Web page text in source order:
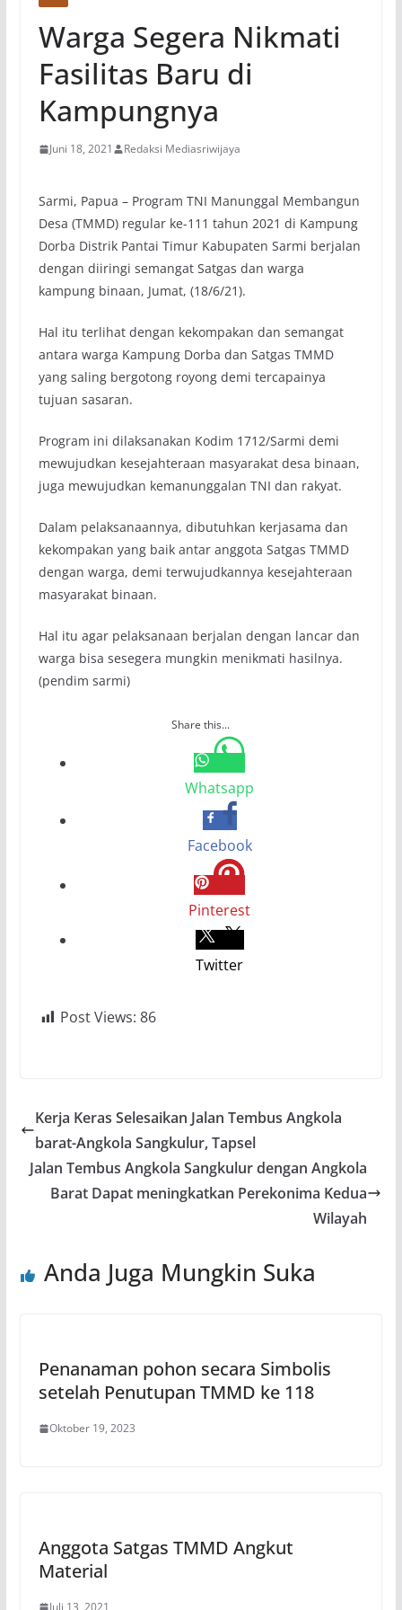
Warga Segera Nikmati
Fasilitas Baru di
Kampungnya
Juni 18, 2021 Redaksi Mediasriwijaya
Sarmi, Papua – Program TNI Manunggal Membangun
Desa (TMMD) regular ke-111 tahun 2021 di Kampung
Dorba Distrik Pantai Timur Kabupaten Sarmi berjalan
dengan diiringi semangat Satgas dan warga
kampung binaan, Jumat, (18/6/21).
Hal itu terlihat dengan kekompakan dan semangat
antara warga Kampung Dorba dan Satgas TMMD
yang saling bergotong royong demi tercapainya
tujuan sasaran.
Program ini dilaksanakan Kodim 1712/Sarmi demi
mewujudkan kesejahteraan masyarakat desa binaan,
juga mewujudkan kemanunggalan TNI dan rakyat.
Dalam pelaksanaannya, dibutuhkan kerjasama dan
kekompakan yang baik antar anggota Satgas TMMD
dengan warga, demi terwujudkannya kesejahteraan
masyarakat binaan.
Hal itu agar pelaksanaan berjalan dengan lancar dan
warga bisa sesegera mungkin menikmati hasilnya.
(pendim sarmi)
Share this...
Whatsapp
Facebook
Pinterest
Twitter
Post Views: 86
Kerja Keras Selesaikan Jalan Tembus Angkola
barat-Angkola Sangkulur, Tapsel
Jalan Tembus Angkola Sangkulur dengan Angkola
Barat Dapat meningkatkan Perekonima Kedua
Wilayah
Anda Juga Mungkin Suka
Penanaman pohon secara Simbolis
setelah Penutupan TMMD ke 118
Oktober 19, 2023
Anggota Satgas TMMD Angkut
Material
Juli 13, 2021